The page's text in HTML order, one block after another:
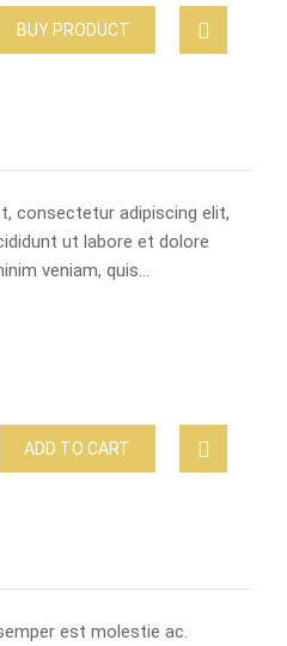
BUY PRODUCT
consectetur adipiscing elit,
ut labore et dolore
veniam, quis…
ADD TO CART
est molestie ac.